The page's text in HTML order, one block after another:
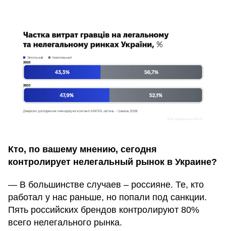
Кто, по вашему мнению, сегодня
контролирует нелегальный рынок в Украине?
— В большинстве случаев – россияне. Те, кто
работал у нас раньше, но попали под санкции.
Пять российских брендов контролируют 80%
всего нелегального рынка.